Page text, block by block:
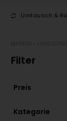
Umtausch &
Filter
Preis
Kategorie